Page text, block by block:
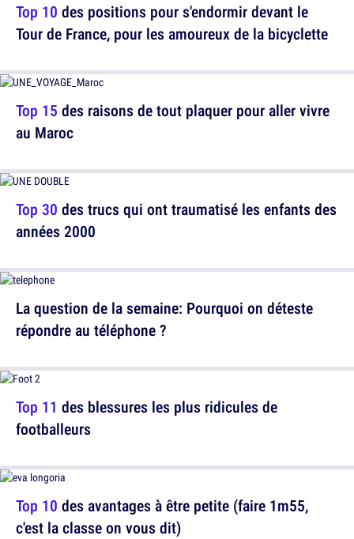
Top 15 des raisons de tout plaquer pour aller vivre
au Maroc
La question de la semaine: Pourquoi on déteste
répondre au téléphone ?
Top 10 des avantages à être petite (faire 1m55,
c'est la classe on vous dit)
Top 10 des positions pour s'endormir devant le
Tour de France, pour les amoureux de la bicyclette
Top 30 des trucs qui ont traumatisé les enfants des
années 2000
Top 11 des blessures les plus ridicules de
footballeurs